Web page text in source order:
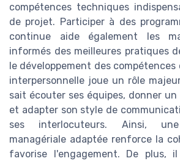
compétences techniques
de projet. Participer à des
continue aide également les
informés des meilleures pratiques
le développement des
interpersonnelle joue un rôle
sait écouter ses équipes, donner
et adapter son style de
ses interlocuteurs. Ainsi, une
managériale adaptée renforce la
favorise l'engagement. De plus,